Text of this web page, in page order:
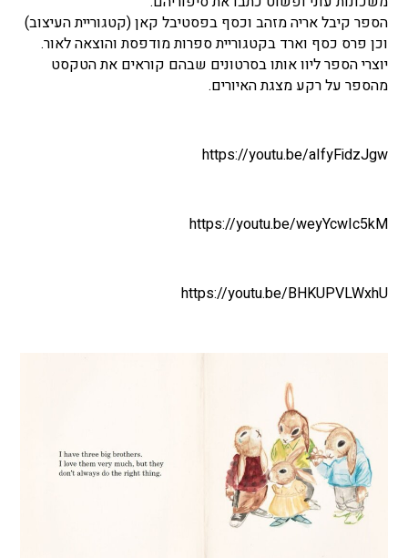
הספר קיבל אריה מזהב וכסף בפסטיבל קאן (קטגוריית העיצוב)
וכן פרס כסף וארד בקטגוריית ספרות מודפסת והוצאה לאור.
יוצרי הספר ליוו אותו בסרטונים שבהם קוראים את הטקסט
מהספר על רקע מצגת האיורים.
https://youtu.be/aIfyFidzJgw
https://youtu.be/weyYcwIc5kM
https://youtu.be/BHKUPVLWxhU